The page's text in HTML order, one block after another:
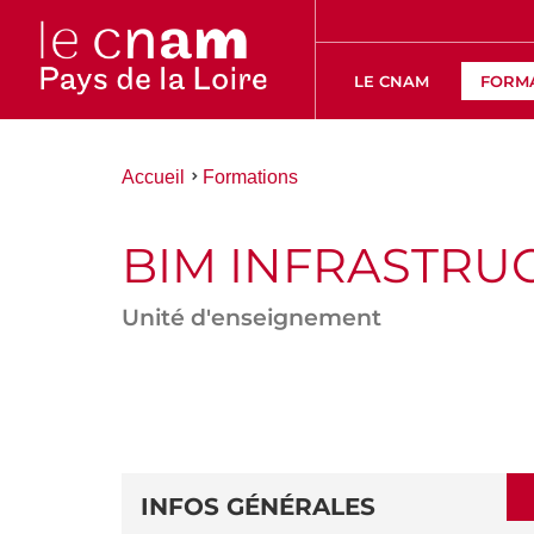
LE CNAM
Vous
Accueil Formations
BIM
Unité d'enseignement
DE
DÉTAILS
INFOS GÉNÉRALES